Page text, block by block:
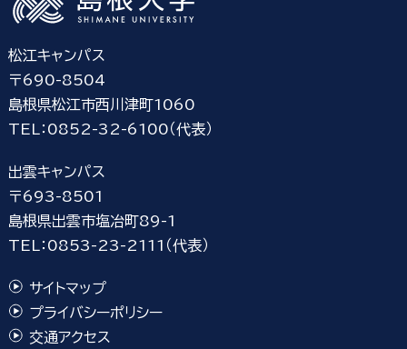
松江キャンパス
〒690-8504
島根県松江市西川津町1060
TEL：0852-32-6100（代表）
出雲キャンパス
〒693-8501
島根県出雲市塩冶町89-1
TEL：0853-23-2111（代表）
サイトマップ
プライバシーポリシー
交通アクセス